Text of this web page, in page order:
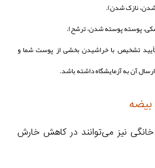
نازک شدن).
پوسته پوسته شدن، ترشح).
تشخیص با خراشیدن بخشی از پوست شما و
آن به آزمایشگاه داشته باشد.
خانگی نیز می‌توانند در کاهش خارش